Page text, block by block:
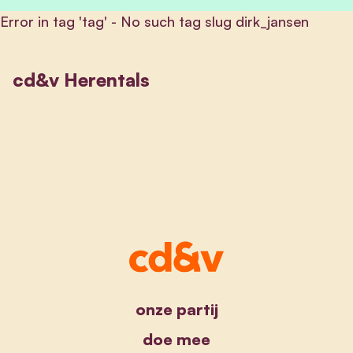
Error in tag 'tag' - No such tag slug dirk_jansen
cd&v Herentals
onze partij
doe mee